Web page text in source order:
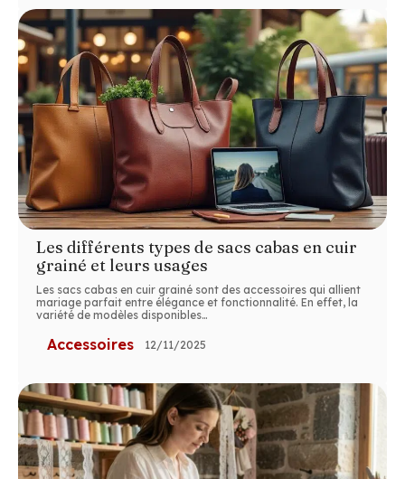
Les différents types de sacs cabas en cuir
grainé et leurs usages
Les sacs cabas en cuir grainé sont des accessoires qui allient
mariage parfait entre élégance et fonctionnalité. En effet, la
variété de modèles disponibles…
Accessoires 12/11/2025